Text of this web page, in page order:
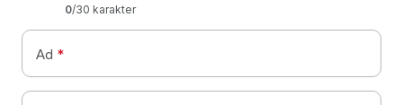
0/30 karakter
Ad *